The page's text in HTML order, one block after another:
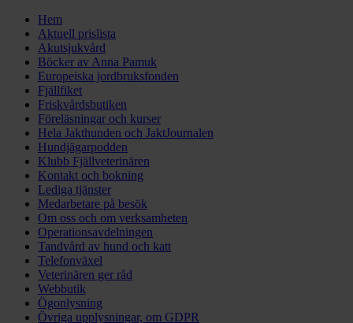
Hem
Aktuell prislista
Akutsjukvård
Böcker av Anna Pamuk
Europeiska jordbruksfonden
Fjällfiket
Friskvårdsbutiken
Föreläsningar och kurser
Hela Jakthunden och JaktJournalen
Hundjägarpodden
Klubb Fjällveterinären
Kontakt och bokning
Lediga tjänster
Medarbetare på besök
Om oss och om verksamheten
Operationsavdelningen
Tandvård av hund och katt
Telefonväxel
Veterinären ger råd
Webbutik
Ögonlysning
Övriga upplysningar, om GDPR